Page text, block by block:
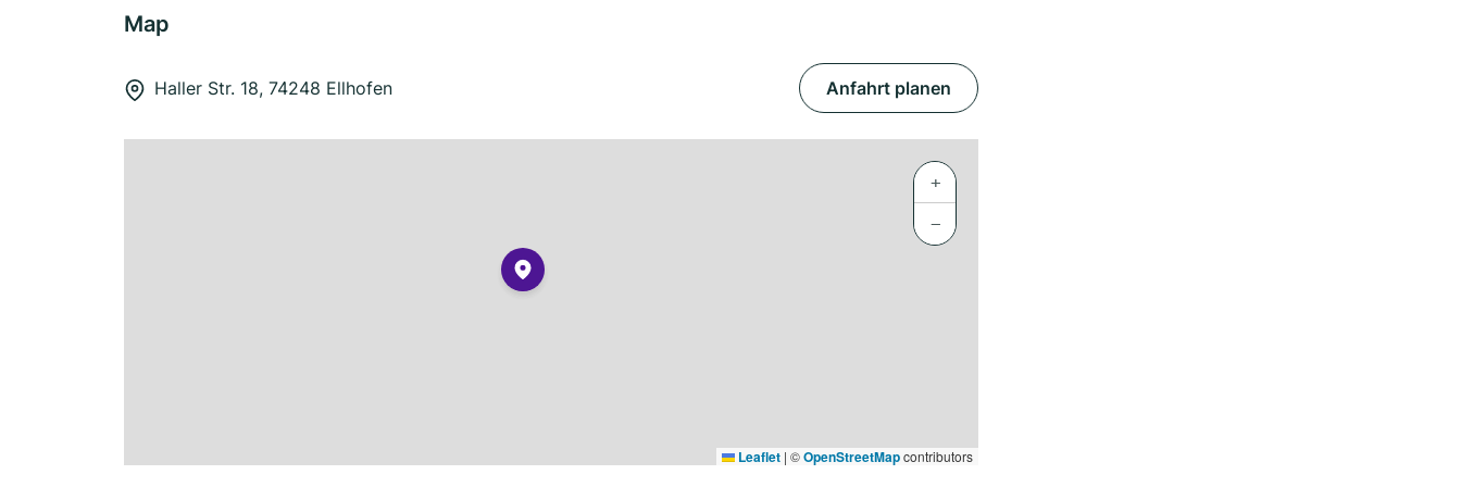
Map
Haller Str. 18, 74248 Ellhofen Anfahrt planen
+
−
Leaflet | ©OpenStreetMapcontributors